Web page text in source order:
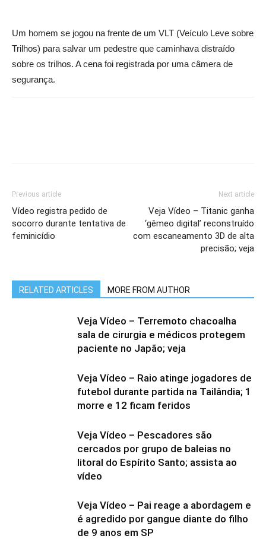
Um homem se jogou na frente de um VLT (Veículo Leve sobre
Trilhos) para salvar um pedestre que caminhava distraído
sobre os trilhos. A cena foi registrada por uma câmera de
segurança.
Previous article
Vídeo registra pedido de
socorro durante tentativa de
feminicídio
Next article
Veja Vídeo – Titanic ganha
‘gêmeo digital’ reconstruído
com escaneamento 3D de alta
precisão; veja
RELATED ARTICLES MORE FROM AUTHOR
Veja Vídeo – Terremoto chacoalha
sala de cirurgia e médicos protegem
paciente no Japão; veja
Veja Vídeo – Raio atinge jogadores de
futebol durante partida na Tailândia; 1
morre e 12 ficam feridos
Veja Vídeo – Pescadores são
cercados por grupo de baleias no
litoral do Espírito Santo; assista ao
vídeo
Veja Vídeo – Pai reage a abordagem e
é agredido por gangue diante do filho
de 9 anos em SP